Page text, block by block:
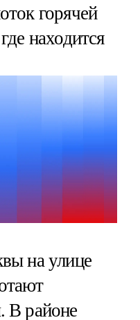
горячей
находится
на улице
В районе